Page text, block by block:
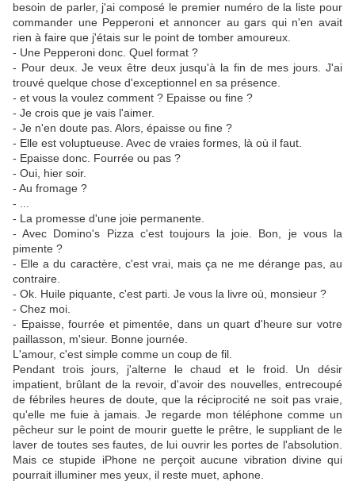
besoin de parler, j'ai composé le premier numéro de la liste pour
commander une Pepperoni et annoncer au gars qui n'en avait
rien à faire que j'étais sur le point de tomber amoureux.
- Une Pepperoni donc. Quel format ?
- Pour deux. Je veux être deux jusqu'à la fin de mes jours. J'ai
trouvé quelque chose d'exceptionnel en sa présence.
- et vous la voulez comment ? Epaisse ou fine ?
- Je crois que je vais l'aimer.
- Je n'en doute pas. Alors, épaisse ou fine ?
- Elle est voluptueuse. Avec de vraies formes, là où il faut.
- Epaisse donc. Fourrée ou pas ?
- Oui, hier soir.
- Au fromage ?
- ...
- La promesse d'une joie permanente.
- Avec Domino's Pizza c'est toujours la joie. Bon, je vous la
pimente ?
- Elle a du caractère, c'est vrai, mais ça ne me dérange pas, au
contraire.
- Ok. Huile piquante, c'est parti. Je vous la livre où, monsieur ?
- Chez moi.
- Epaisse, fourrée et pimentée, dans un quart d'heure sur votre
paillasson, m'sieur. Bonne journée.
L'amour, c'est simple comme un coup de fil.
Pendant trois jours, j'alterne le chaud et le froid. Un désir
impatient, brûlant de la revoir, d'avoir des nouvelles, entrecoupé
de fébriles heures de doute, que la réciprocité ne soit pas vraie,
qu'elle me fuie à jamais. Je regarde mon téléphone comme un
pêcheur sur le point de mourir guette le prêtre, le suppliant de le
laver de toutes ses fautes, de lui ouvrir les portes de l'absolution.
Mais ce stupide iPhone ne perçoit aucune vibration divine qui
pourrait illuminer mes yeux, il reste muet, aphone.